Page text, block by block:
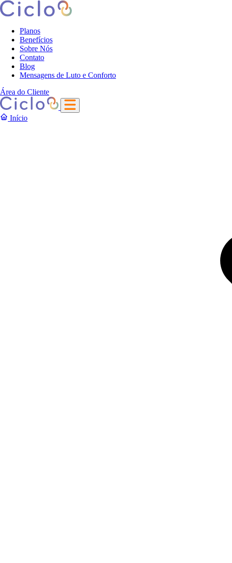
Planos
Benefícios
Sobre Nós
Contato
Blog
Mensagens de Luto e Conforto
Área do Cliente
Início